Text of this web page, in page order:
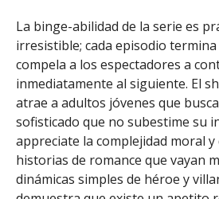
La binge-abilidad de la serie es
irresistible; cada episodio
compela a los espectadores a
inmediatamente al siguiente. El
atrae a adultos jóvenes que
sofisticado que no subestime su
appreciate la complejidad moral y
historias de romance que vayan
dinámicas simples de héroe y